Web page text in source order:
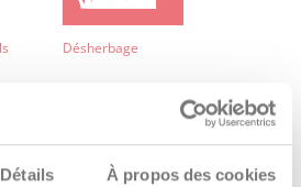
Détails À propos des cookies
Désherbage